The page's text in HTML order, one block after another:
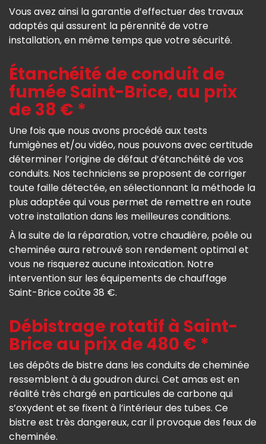
Vous avez ainsi la garantie d’effectuer des travaux
adaptés qui assurent la pérennité de votre
installation, en même temps que votre sécurité.
Étanchéité de conduit de
fumée Saint-Brice, au prix
de 38 € *
Une fois que nous avons procédé aux tests
fumigènes et/ou vidéo, nous pouvons avec certitude
déterminer l’origine de défaut d’étanchéité de vos
conduits. Nos techniciens se proposent de corriger
toute faille détectée, en sélectionnant la méthode la
plus adaptée qui vous permet de remettre en route
votre installation dans les meilleures conditions.
À la suite de la réparation, votre chaudière, poêle ou
cheminée aura retrouvé son rendement optimal et
vous ne risquerez aucune intoxication. Notre
intervention sur les équipements de chauffage
Saint-Brice coûte 38 €.
Débistrage rotatif à Saint-
Brice au prix de 480 € *
Les dépôts de bistre dans les conduits de cheminée
ressemblent à du goudron durci. Cet amas est en
réalité très chargé en particules de carbone qui
s’oxydent et se fixent à l’intérieur des tubes. Ce
bistre est très dangereux, car il provoque des feux de
cheminée.